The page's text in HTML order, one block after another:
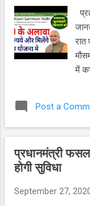
छे
में
सफल
पशु
Post a
प्रधानमंत्री
होगी सुविधा
September 27,